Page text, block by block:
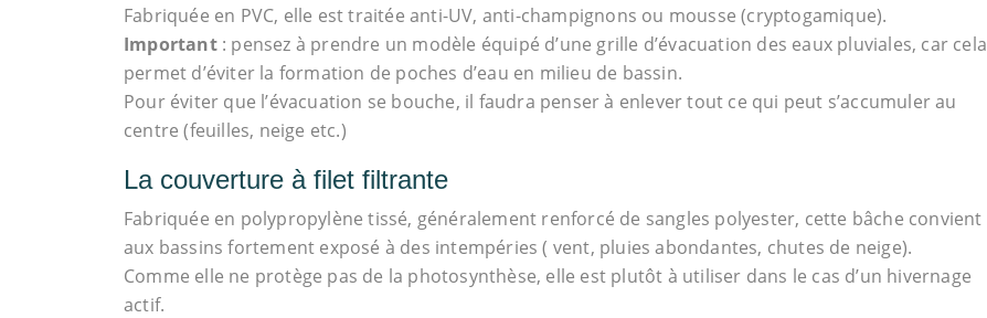
Fabriquée en PVC, elle est traitée anti-UV, anti-champignons ou mousse (cryptogamique).
Important: pensez à prendre un modèle équipé d’une grille d’évacuation des eaux pluviales, car cela
permet d’éviter la formation de poches d’eau en milieu de bassin.
Pour éviter que l’évacuation se bouche, il faudra penser à enlever tout ce qui peut s’accumuler au
centre (feuilles, neige etc.)
La couverture à filet filtrante
Fabriquée en polypropylène tissé, généralement renforcé de sangles polyester, cette bâche convient
aux bassins fortement exposé à des intempéries ( vent, pluies abondantes, chutes de neige).
Comme elle ne protège pas de la photosynthèse, elle est plutôt à utiliser dans le cas d’un hivernage
actif.